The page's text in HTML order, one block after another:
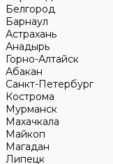
Белгород
Барнаул
Астрахань
Анадырь
Горно-Алтайск
Абакан
Санкт-Петербург
Кострома
Мурманск
Махачкала
Майкоп
Магадан
Липецк